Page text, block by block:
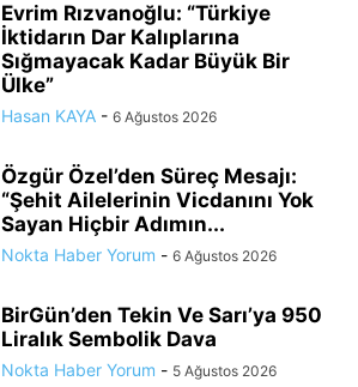
Evrim Rızvanoğlu: “Türkiye
İktidarın Dar Kalıplarına
Sığmayacak Kadar Büyük Bir
Ülke”
Hasan KAYA - 6 Ağustos 2026
Özgür Özel’den Süreç Mesajı:
“Şehit Ailelerinin Vicdanını Yok
Sayan Hiçbir Adımın...
Nokta Haber Yorum - 6 Ağustos 2026
BirGün’den Tekin Ve Sarı’ya 950
Liralık Sembolik Dava
Nokta Haber Yorum - 5 Ağustos 2026